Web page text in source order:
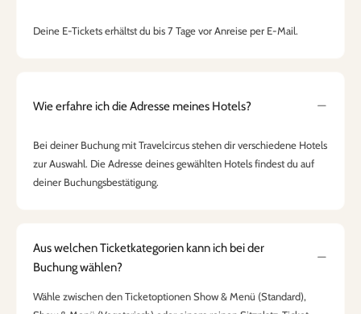
Deine E-Tickets erhältst du bis 7 Tage vor Anreise per E-Mail.
Wie erfahre ich die Adresse meines Hotels?
Bei deiner Buchung mit Travelcircus stehen dir verschiedene Hotels
zur Auswahl. Die Adresse deines gewählten Hotels findest du auf
deiner Buchungsbestätigung.
Aus welchen Ticketkategorien kann ich bei der
Buchung wählen?
Wähle zwischen den Ticketoptionen Show & Menü (Standard),